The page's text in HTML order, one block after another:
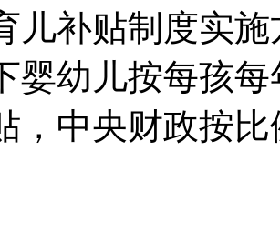
儿补贴制度实
婴幼儿按每孩
，中央财政按